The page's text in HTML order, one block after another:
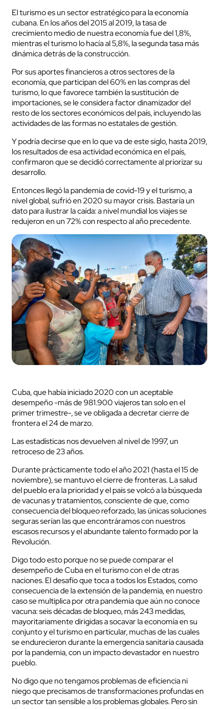
El turismo es un sector estratégico para la economía
cubana. En los años del 2015 al 2019, la tasa de
crecimiento medio de nuestra economía fue del 1,8%,
mientras el turismo lo hacía al 5,8%, la segunda tasa más
dinámica detrás de la construcción.
Por sus aportes financieros a otros sectores de la
economía, que participan del 60% en las compras del
turismo, lo que favorece también la sustitución de
importaciones, se le considera factor dinamizador del
resto de los sectores económicos del país, incluyendo las
actividades de las formas no estatales de gestión.
Y podría decirse que en lo que va de este siglo, hasta 2019,
los resultados de esa actividad económica en el país,
confirmaron que se decidió correctamente al priorizar su
desarrollo.
Entonces llegó la pandemia de covid-19 y el turismo, a
nivel global, sufrió en 2020 su mayor crisis. Bastaría un
dato para ilustrar la caída: a nivel mundial los viajes se
redujeron en un 72% con respecto al año precedente.
Cuba, que había iniciado 2020 con un aceptable
desempeño -más de 981.900 viajeros tan solo en el
primer trimestre-, se ve obligada a decretar cierre de
frontera el 24 de marzo.
Las estadísticas nos devuelven al nivel de 1997, un
retroceso de 23 años.
Durante prácticamente todo el año 2021 (hasta el 15 de
noviembre), se mantuvo el cierre de fronteras. La salud
del pueblo era la prioridad y el país se volcó a la búsqueda
de vacunas y tratamientos, consciente de que, como
consecuencia del bloqueo reforzado, las únicas soluciones
seguras serían las que encontráramos con nuestros
escasos recursos y el abundante talento formado por la
Revolución.
Digo todo esto porque no se puede comparar el
desempeño de Cuba en el turismo con el de otras
naciones. El desafío que toca a todos los Estados, como
consecuencia de la extensión de la pandemia, en nuestro
caso se multiplica por otra pandemia que aún no conoce
vacuna: seis décadas de bloqueo, más 243 medidas,
mayoritariamente dirigidas a socavar la economía en su
conjunto y el turismo en particular, muchas de las cuales
se endurecieron durante la emergencia sanitaria causada
por la pandemia, con un impacto devastador en nuestro
pueblo.
No digo que no tengamos problemas de eficiencia ni
niego que precisamos de transformaciones profundas en
un sector tan sensible a los problemas globales. Pero sin